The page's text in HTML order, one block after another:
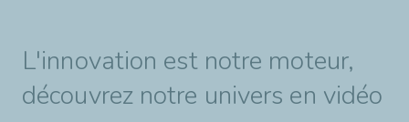
L'innovation est notre moteur,
découvrez notre univers en vidéo